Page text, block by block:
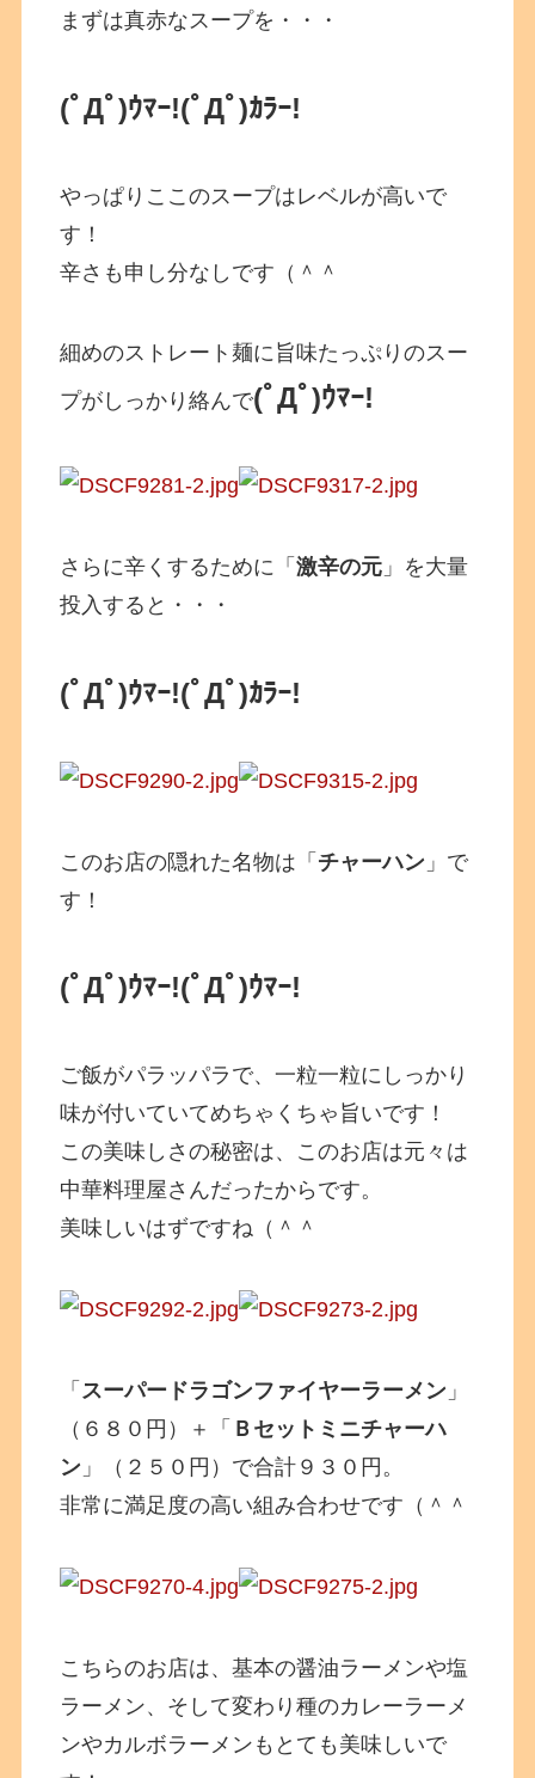
まずは真赤なスープを・・・
(ﾟДﾟ)ｳﾏｰ!(ﾟДﾟ)ｶﾗｰ!
やっぱりここのスープはレベルが高いで
す！
辛さも申し分なしです（＾＾
細めのストレート麺に旨味たっぷりのスー
プがしっかり絡んで(ﾟДﾟ)ｳﾏｰ!
さらに辛くするために「激辛の元 」を大量
投入すると・・・
(ﾟДﾟ)ｳﾏｰ!(ﾟДﾟ)ｶﾗｰ!
このお店の隠れた名物は「 チャーハン 」で
す！
(ﾟДﾟ)ｳﾏｰ!(ﾟДﾟ)ｳﾏｰ!
ご飯がパラッパラで、一粒一粒にしっかり
味が付いていてめちゃくちゃ旨いです！
この美味しさの秘密は、このお店は元々は
中華料理屋さんだったからです。
美味しいはずですね（＾＾
「 スーパードラゴンファイヤーラーメン 」
（６８０円）＋「 Ｂセットミニチャーハ
ン 」（２５０円）で合計９３０円。
非常に満足度の高い組み合わせです（＾＾
こちらのお店は、基本の醤油ラーメンや塩
ラーメン、そして変わり種のカレーラーメ
ンやカルボラーメンもとても美味しいで